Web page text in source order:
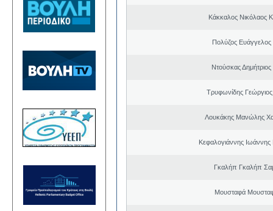
Κάκκαλος Νικόλαος
Πολύζος Ευάγγελος
Ντούσκας
Τρυφωνίδης
Λουκάκης Μανώλης
Κεφαλογιάννης Ιωάννης
Γκαλήπ Γκαλήπ
Μουσταφά